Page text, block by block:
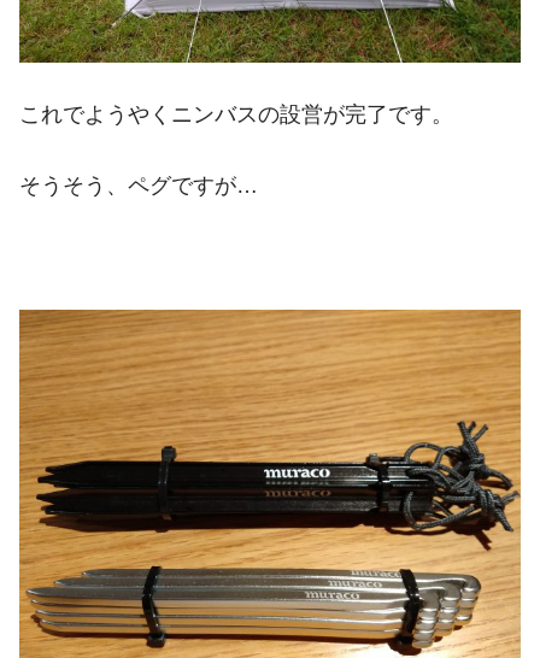
これでようやくニンバスの設営が完了です。
そうそう、ペグですが…